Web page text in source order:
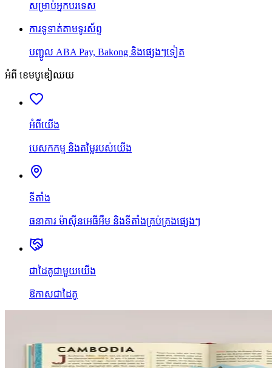
សម្រាប់អ្នកបរទេស
ការទូទាត់តាមទូរស័ព្ទ
បញ្ជូល ABA Pay, Bakong និងផ្សេងៗទៀត
អំពី ខេមបូឌៀឈយ
អំពីយើង
បេសកកម្ម និងតម្លៃរបស់យើង
ទីតាំង
ធនាគារ ម៉ាស៊ីនអេធីអឹម និងទីតាំងគ្រប់គ្រងផ្សេងៗ
ជាដៃគូជាមួយយើង
ឱកាសជាដៃគូ